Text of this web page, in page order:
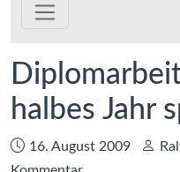
halbes Jahr
Datum:
16. August 2009